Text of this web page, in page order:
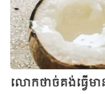
លោកថាច់គង់ធ្វើមា